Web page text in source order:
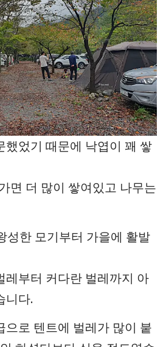
했었기 때문에 낙엽이 꽤 쌓
면 더 많이 쌓여있고 나무는
성한 모기부터 가을에 활발
레부터 커다란 벌레까지 아
니다.
으로 텐트에 벌레가 많이 붙